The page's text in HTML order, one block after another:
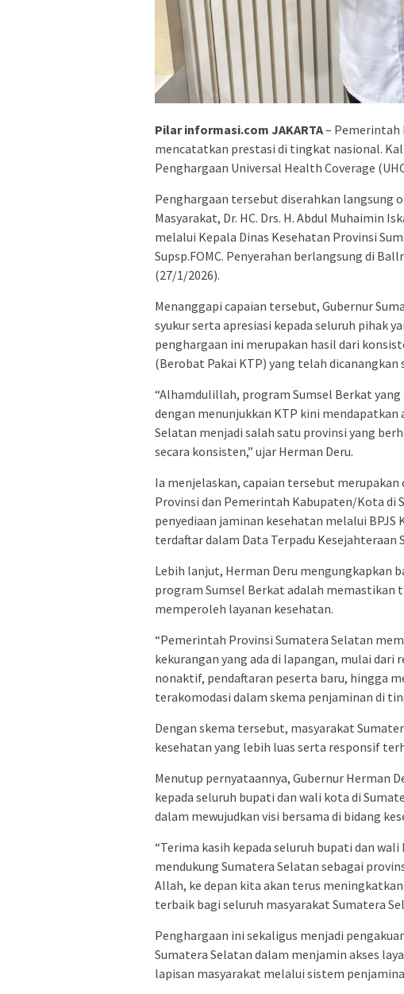
Pilar informasi.com JAKARTA– Pemerintah
mencatatkan prestasi di tingkat nasional.
Penghargaan Universal Health Coverage
Penghargaan tersebut diserahkan langsung
Masyarakat, Dr. HC. Drs. H. Abdul Muhaimin
melalui Kepala Dinas Kesehatan Provinsi
Supsp.FOMC. Penyerahan berlangsung di
(27/1/2026).
Menanggapi capaian tersebut, Gubernur
syukur serta apresiasi kepada seluruh pihak
penghargaan ini merupakan hasil dari
(Berobat Pakai KTP) yang telah dicanangkan
“Alhamdulillah, program Sumsel Berkat
dengan menunjukkan KTP kini
Selatan menjadi salah satu provinsi yang
secara konsisten,” ujar Herman Deru.
Ia menjelaskan, capaian tersebut
Provinsi dan Pemerintah Kabupaten/Kota di
penyediaan jaminan kesehatan melalui BPJS
terdaftar dalam Data Terpadu Kesejahteraan
Lebih lanjut, Herman Deru mengungkapkan
program Sumsel Berkat adalah memastikan
memperoleh layanan kesehatan.
“Pemerintah Provinsi Sumatera Selatan
kekurangan yang ada di lapangan, mulai dari
nonaktif, pendaftaran peserta baru, hingga
terakomodasi dalam skema penjaminan di
Dengan skema tersebut, masyarakat
kesehatan yang lebih luas serta responsif
Menutup pernyataannya, Gubernur Herman
kepada seluruh bupati dan wali kota di
dalam mewujudkan visi bersama di bidang
“Terima kasih kepada seluruh bupati dan
mendukung Sumatera Selatan sebagai
Allah, ke depan kita akan terus
terbaik bagi seluruh masyarakat Sumatera
Penghargaan ini sekaligus menjadi
Sumatera Selatan dalam menjamin akses
lapisan masyarakat melalui sistem